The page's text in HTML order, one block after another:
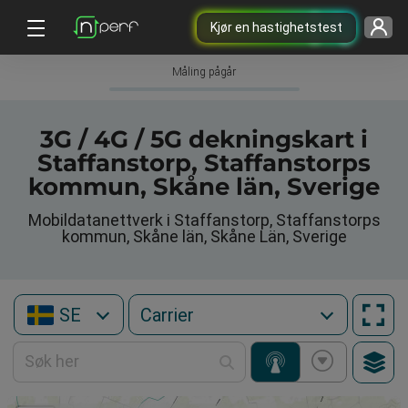
Kjør en hastighetstest
Måling pågår
3G / 4G / 5G dekningskart i
Staffanstorp, Staffanstorps
kommun, Skåne län, Sverige
Mobildatanettverk i Staffanstorp, Staffanstorps
kommun, Skåne län, Skåne Län, Sverige
SE